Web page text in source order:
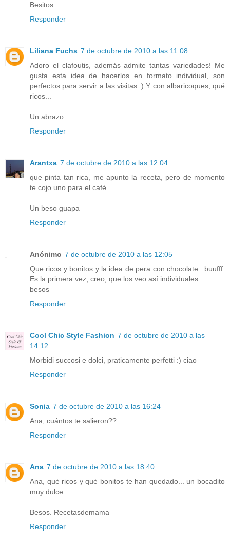
Besitos
Responder
Liliana Fuchs 7 de octubre de 2010 a las 11:08
Adoro el clafoutis, además admite tantas variedades! Me
gusta esta idea de hacerlos en formato individual, son
perfectos para servir a las visitas :) Y con albaricoques, qué
ricos...
Un abrazo
Responder
Arantxa 7 de octubre de 2010 a las 12:04
que pinta tan rica, me apunto la receta, pero de momento
te cojo uno para el café.
Un beso guapa
Responder
Anónimo 7 de octubre de 2010 a las 12:05
Que ricos y bonitos y la idea de pera con chocolate...buufff.
Es la primera vez, creo, que los veo así individuales...
besos
Responder
Cool Chic Style Fashion 7 de octubre de 2010 a las
14:12
Morbidi succosi e dolci, praticamente perfetti :) ciao
Responder
Sonia 7 de octubre de 2010 a las 16:24
Ana, cuántos te salieron??
Responder
Ana 7 de octubre de 2010 a las 18:40
Ana, qué ricos y qué bonitos te han quedado... un bocadito
muy dulce
Besos. Recetasdemama
Responder